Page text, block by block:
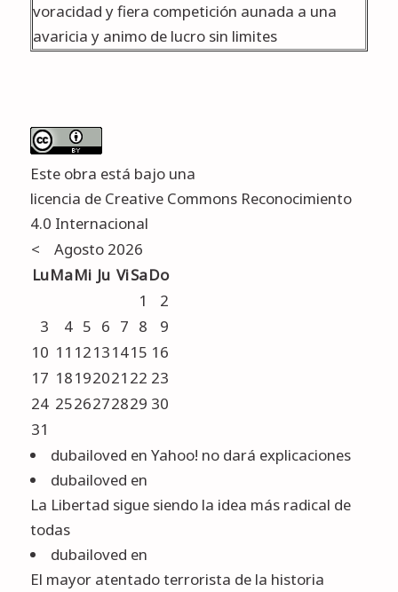
voracidad y fiera competición aunada a una
avaricia y animo de lucro sin limites
Este obra está bajo una
licencia de Creative Commons Reconocimiento
4.0 Internacional
<
Agosto 2026
LuMaMi Ju ViSaDo
1
2
3
4 5 6 7 8
9
10 11 12131415 16
17 18192021 22 23
24 2526272829 30
31
dubailoved enYahoo! no dará explicaciones
dubailoved en
La Libertad sigue siendo la idea más radical de
todas
dubailoved en
El mayor atentado terrorista de la historia